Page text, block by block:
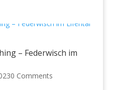
– Federwisch im
0 Comments